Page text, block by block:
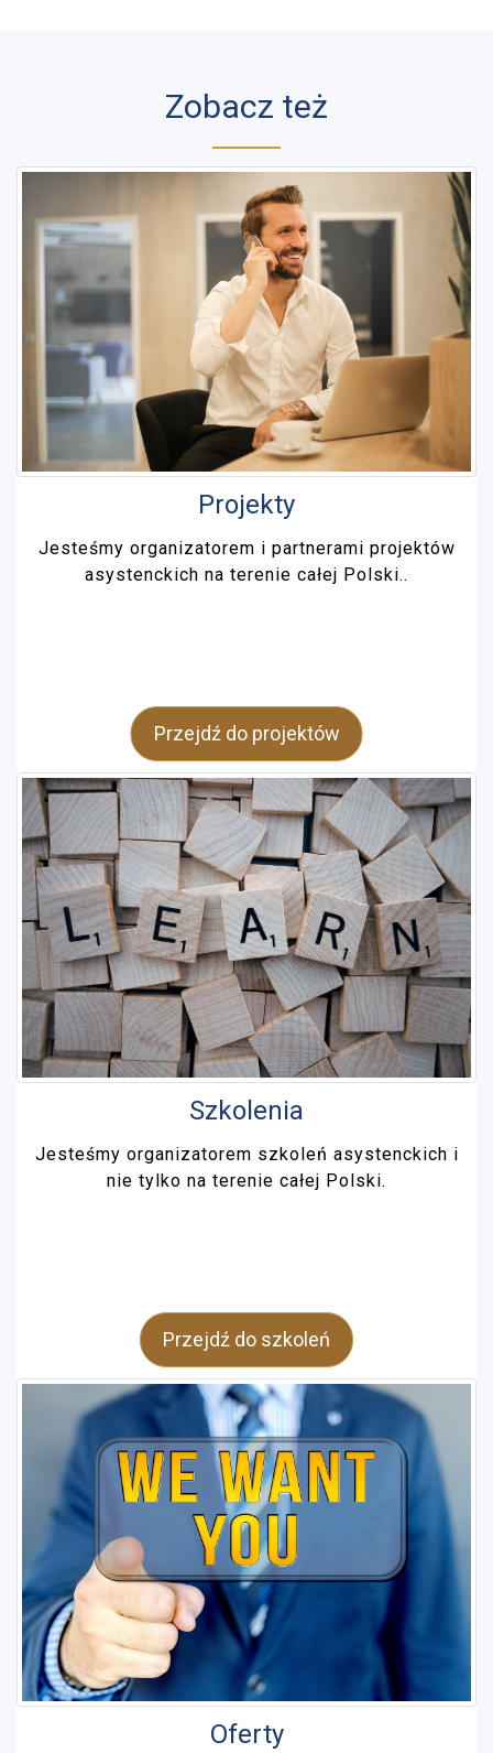
Zobacz też
Projekty
Jesteśmy organizatorem i partnerami projektów
asystenckich na terenie całej Polski..
Przejdź do projektów
Szkolenia
Jesteśmy organizatorem szkoleń asystenckich i
nie tylko na terenie całej Polski.
Przejdź do szkoleń
Oferty